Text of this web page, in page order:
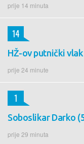
prije 14 minuta
HŽ-ov putnički
prije 24 minute
14
Soboslikar Darko
prije 29 minuta
1